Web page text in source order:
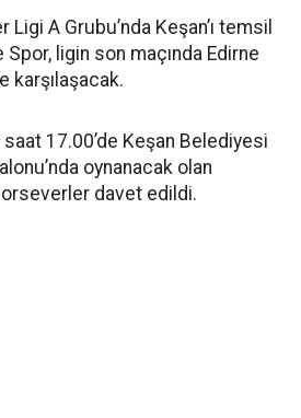
A Grubu’nda Keşan’ı temsil
ligin son maçında Edirne
karşılaşacak.
17.00’de Keşan Belediyesi
oynanacak olan
davet edildi.